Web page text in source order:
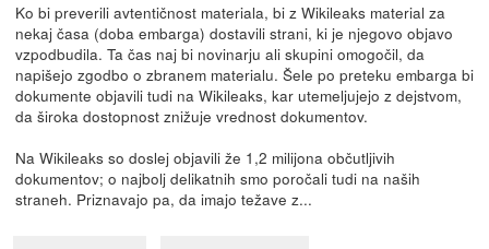
Ko bi preverili avtentičnost materiala, bi z Wikileaks material za
nekaj časa (doba embarga) dostavili strani, ki je njegovo objavo
vzpodbudila. Ta čas naj bi novinarju ali skupini omogočil, da
napišejo zgodbo o zbranem materialu. Šele po preteku embarga bi
dokumente objavili tudi na Wikileaks, kar utemeljujejo z dejstvom,
da široka dostopnost znižuje vrednost dokumentov.
Na Wikileaks so doslej objavili že 1,2 milijona občutljivih
dokumentov; o najbolj delikatnih smo poročali tudi na naših
straneh. Priznavajo pa, da imajo težave z...